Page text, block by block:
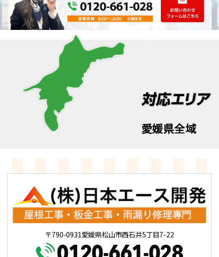
愛媛県全域
〒790-0931愛媛県松山市西石井5丁目7-22